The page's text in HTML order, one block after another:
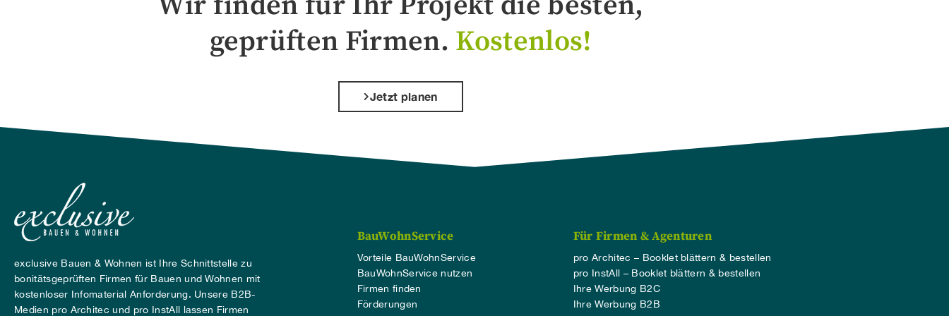
geprüften Firmen. Kostenlos!
Jetzt planen
exclusive Bauen & Wohnen ist Ihre Schnittstelle zu
bonitätsgeprüften Firmen für Bauen und Wohnen mit
kostenloser Infomaterial Anforderung. Unsere B2B-
Medien pro Architec und pro InstAll lassen Firmen
BauWohnService
Vorteile BauWohnService
BauWohnService nutzen
Firmen finden
Förderungen
Für Firmen & Agenturen
pro Architec – Booklet blättern & bestellen
pro InstAll – Booklet blättern & bestellen
Ihre Werbung B2C
Ihre Werbung B2B